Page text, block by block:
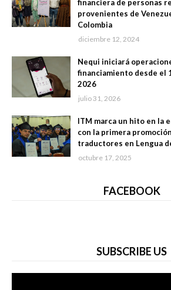
financiera de personas
provenientes de
Colombia
diciembre 12, 2024
Nequi iniciará
financiamiento desde el
2026
julio 31, 2026
ITM marca un hito en la
con la primera
traductores en Lengua
octubre 17, 2025
FACEBOOK
SUBSCRIBE US